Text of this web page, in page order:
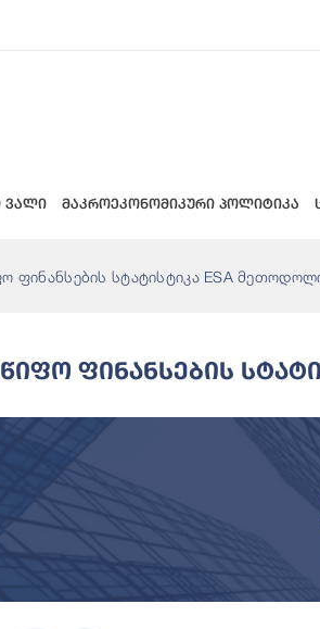
ვალი მაკროეკონომიკური პოლიტიკა
ფინანსების სტატისტიკა ESA
Ფინანსების